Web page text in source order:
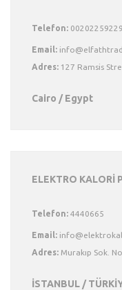
Telefon:
Email:
Adres: 127 Ramsis
Cairo / Egypt
ELEKTRO KALORİ
Telefon: 4440665
Email:
Adres: Murakıp Sok.
İSTANBUL /